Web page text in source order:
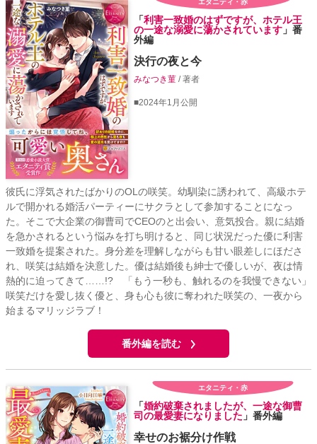
エタニティ・赤
「利害一致婚のはずですが、ホテル王
の一途な溺愛に蕩かされています 」番
外編
決行の夜と今
みなつき菫/ 著者
■2024年1月公開
彼氏に浮気されたばかりのOLの咲笑。幼馴染に誘われて、高級ホテ
ルで開かれる婚活パーティーにサクラとして参加することになっ
た。そこで大企業の御曹司でCEOのと出会い、意気投合。親に結婚
を急かされるという悩みを打ち明けると、同じ状況だった優に利害
一致婚を提案された。身分差を理解しながらも甘い眼差しにほださ
れ、咲笑は結婚を決意した。優は結婚後も紳士で優しいが、夜は情
熱的に迫ってきて……!? 「もう一秒も、触れるのを我慢できない」
咲笑だけを愛し抜く優と、身も心も彼に奪われた咲笑の、一夜から
始まるマリッジラブ！
番外編を読む
エタニティ・赤
「婚約破棄されましたが、一途な御曹
司の最愛妻になりました 」番外編
幸せのお裾分け作戦